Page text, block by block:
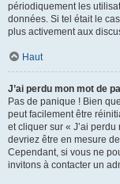
périodiquement les
données. Si tel était le
plus activement aux
Haut
J’ai perdu mon mot de
Pas de panique ! Bien
peut facilement être
et cliquer sur « J’ai
devriez être en mesure
Cependant, si vous ne
invitons à contacter un